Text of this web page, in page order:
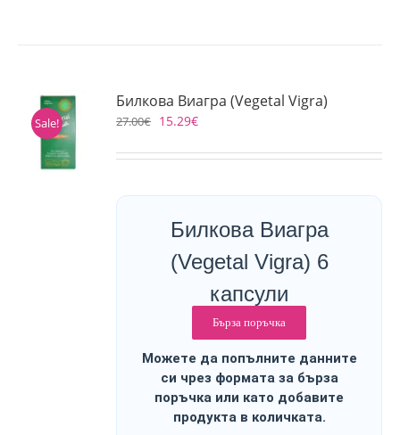
Sale!
Билкова Виагра (Vegetal Vigra)
27.00€ 15.29€
Билкова Виагра
(Vegetal Vigra) 6
капсули
Бърза поръчка
Можете да попълните данните
си чрез формата за бърза
поръчка или като добавите
продукта в количката.